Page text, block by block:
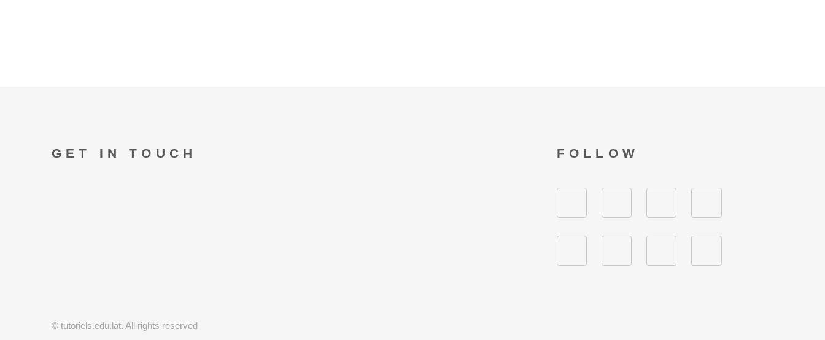
GET IN TOUCH FOLLOW
© tutoriels.edu.lat. All rights reserved